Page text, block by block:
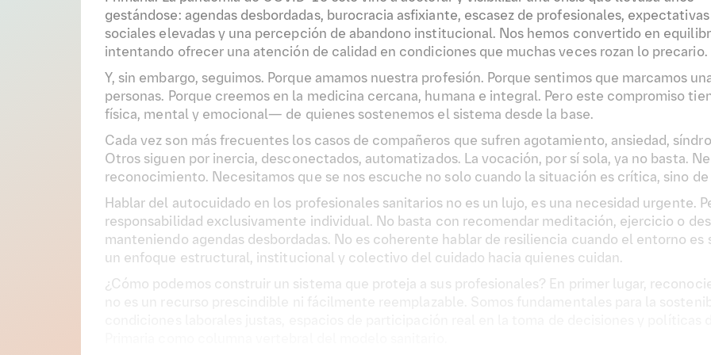
gestándose: agendas desbordadas, burocracia asfixiante, escasez de profesionales, expectativas
sociales elevadas y una percepción de abandono institucional. Nos hemos convertido en
intentando ofrecer una atención de calidad en condiciones que muchas veces rozan lo precario.
Y, sin embargo, seguimos. Porque amamos nuestra profesión. Porque sentimos que marcamos
personas. Porque creemos en la medicina cercana, humana e integral. Pero este compromiso
física, mental y emocional— de quienes sostenemos el sistema desde la base.
Cada vez son más frecuentes los casos de compañeros que sufren agotamiento, ansiedad,
Otros siguen por inercia, desconectados, automatizados. La vocación, por sí sola, ya no basta.
reconocimiento. Necesitamos que se nos escuche no solo cuando la situación es crítica, sino
Hablar del autocuidado en los profesionales sanitarios no es un lujo, es una necesidad urgente.
responsabilidad exclusivamente individual. No basta con recomendar meditación, ejercicio o
manteniendo agendas desbordadas. No es coherente hablar de resiliencia cuando el entorno
un enfoque estructural, institucional y colectivo del cuidado hacia quienes cuidan.
¿Cómo podemos construir un sistema que proteja a sus profesionales? En primer lugar,
no es un recurso prescindible ni fácilmente reemplazable. Somos fundamentales para la